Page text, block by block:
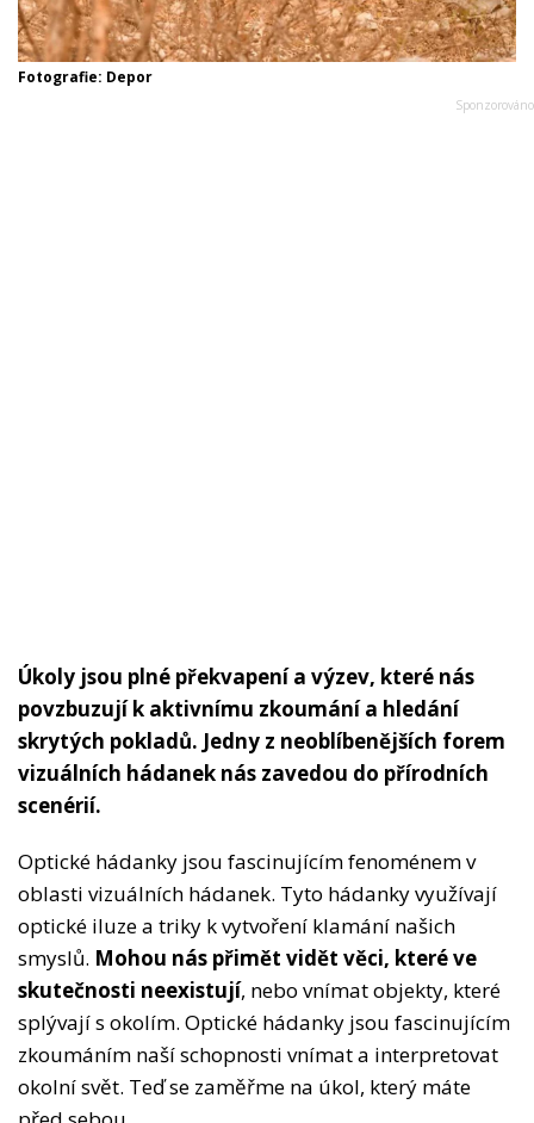
Fotografie: Depor
Úkoly jsou plné překvapení a výzev, které nás
povzbuzují k aktivnímu zkoumání a hledání
skrytých pokladů. Jedny z neoblíbenějších forem
vizuálních hádanek nás zavedou do přírodních
scenérií.
Optické hádanky jsou fascinujícím fenoménem v
oblasti vizuálních hádanek. Tyto hádanky využívají
optické iluze a triky k vytvoření klamání našich
smyslů. Mohou nás přimět vidět věci, které ve
skutečnosti neexistují, nebo vnímat objekty, které
splývají s okolím. Optické hádanky jsou fascinujícím
zkoumáním naší schopnosti vnímat a interpretovat
okolní svět. Teď se zaměřme na úkol, který máte